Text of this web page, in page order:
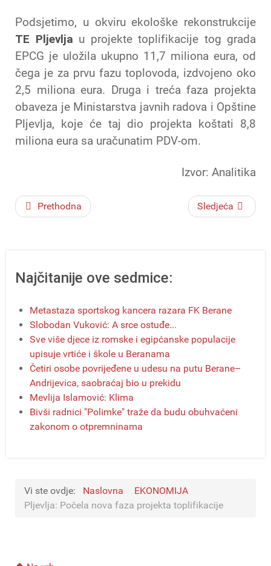
Podsjetimo, u okviru ekološke rekonstrukcije
TE Pljevlja u projekte toplifikacije tog grada
EPCG je uložila ukupno 11,7 miliona eura, od
čega je za prvu fazu toplovoda, izdvojeno oko
2,5 miliona eura. Druga i treća faza projekta
obaveza je Ministarstva javnih radova i Opštine
Pljevlja, koje će taj dio projekta koštati 8,8
miliona eura sa uračunatim PDV-om.
Izvor: Analitika
Prethodna Sledjeća
Najčitanije ove sedmice:
Metastaza sportskog kancera razara FK Berane
Slobodan Vuković: A srce ostuđe...
Sve više djece iz romske i egipćanske populacije
upisuje vrtiće i škole u Beranama
Četiri osobe povrijeđene u udesu na putu Berane–
Andrijevica, saobraćaj bio u prekidu
Mevlija Islamović: Klima
Bivši radnici "Polimke" traže da budu obuhvaćeni
zakonom o otpremninama
Vi ste ovdje: Naslovna
EKONOMIJA
Pljevlja: Počela nova faza projekta toplifikacije